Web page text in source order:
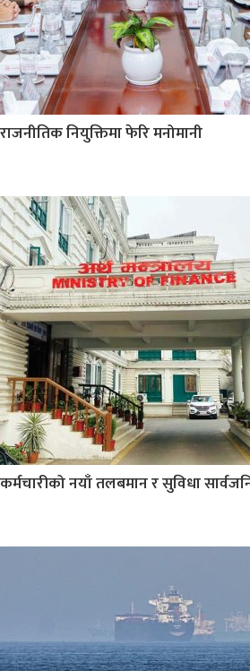
राजनीतिक नियुक्तिमा फेरि मनोमानी
कर्मचारीको नयाँ तलबमान र सुविधा